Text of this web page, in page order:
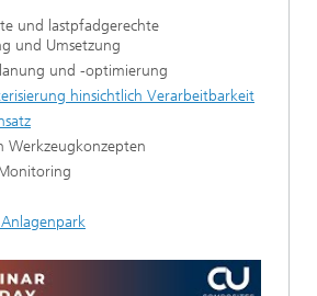
und lastpfadgerechte
und Umsetzung
und -optimierung
hinsichtlich Verarbeitbarkeit
Werkzeugkonzepten